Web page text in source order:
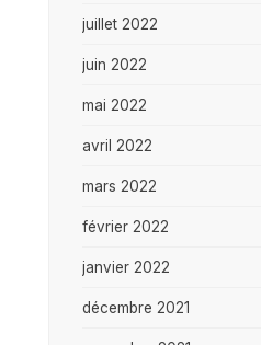
juillet 2022
juin 2022
mai 2022
avril 2022
mars 2022
février 2022
janvier 2022
décembre 2021